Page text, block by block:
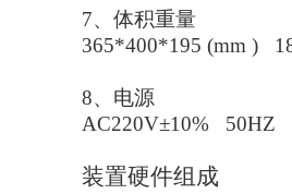
7、体积重量
365*400*195 (mm )
8、电源
AC220V±10% 50HZ
装置硬件组成